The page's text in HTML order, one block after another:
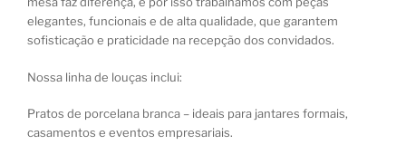
elegantes, funcionais e de alta qualidade, que garantem
sofisticação e praticidade na recepção dos convidados.
Nossa linha de louças inclui:
Pratos de porcelana branca – ideais para jantares formais,
casamentos e eventos empresariais.